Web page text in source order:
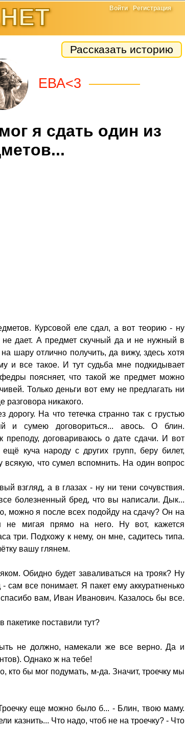
Войти Регистрация
Рассказать историю
ЕВА<3
я сдать один из
Курсовой еле сдал, а вот теорию - ну
не дает. А предмет скучный да и не нужный в
шару отлично получить, да вижу, здесь хотя
и все такое. И тут судьба мне подкидывает
поясняет, что такой же предмет можно
Только деньги вот ему не предлагать ни
разговора никакого.
На что тетечка странно так с грустью
и сумею договориться... авось. О блин.
договариваюсь о дате сдачи. И вот
куча народу с других групп, беру билет,
всякую, что сумел вспомнить. На один вопрос
взгляд, а в глазах - ну ни тени сочувствия.
болезненный бред, что вы написали. Дык...
можно я после всех подойду на сдачу? Он на
не мигая прямо на него. Ну вот, кажется
три. Подхожу к нему, он мне, садитесь типа.
вашу глянем.
Обидно будет заваливаться на трояк? Ну
сам все понимает. Я пакет ему аккуратненько
вам, Иван Иванович. Казалось бы все.
поставили тут?
не должно, намекали же все верно. Да и
Однако ж на тебе!
кто бы мог подумать, м-да. Значит, троечку мы
еще можно было б... - Блин, твою маму.
казнить... Что надо, чтоб не на троечку? - Что